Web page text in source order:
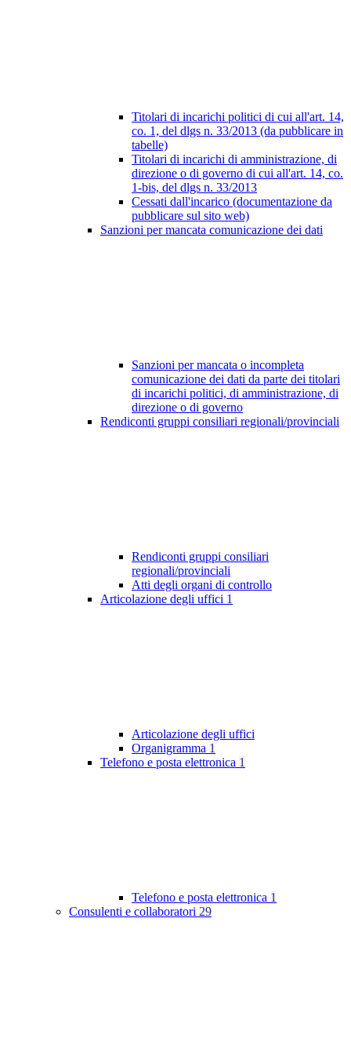
Titolari di incarichi politici di cui all'art. 14,
co. 1, del dlgs n. 33/2013 (da pubblicare in
tabelle)
Titolari di incarichi di amministrazione, di
direzione o di governo di cui all'art. 14, co.
1-bis, del dlgs n. 33/2013
Cessati dall'incarico (documentazione da
pubblicare sul sito web)
Sanzioni per mancata comunicazione dei dati
Sanzioni per mancata o incompleta
comunicazione dei dati da parte dei titolari
di incarichi politici, di amministrazione, di
direzione o di governo
Rendiconti gruppi consiliari regionali/provinciali
Rendiconti gruppi consiliari
regionali/provinciali
Atti degli organi di controllo
Articolazione degli uffici 1
Articolazione degli uffici
Organigramma 1
Telefono e posta elettronica 1
Telefono e posta elettronica 1
Consulenti e collaboratori 29